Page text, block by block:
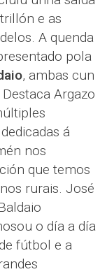
e as
A quenda
pola
, ambas cun
Argazo
á
nos
que temos
rurais. José
o día a día
fútbol e a